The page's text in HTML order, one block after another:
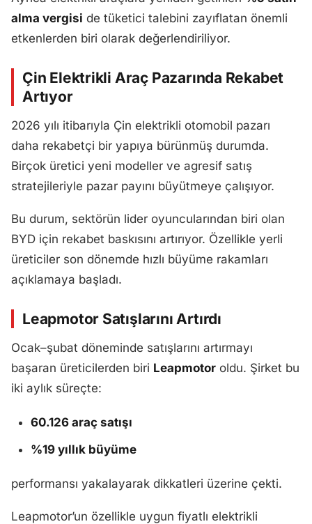
alma vergisi de tüketici talebini zayıflatan önemli
etkenlerden biri olarak değerlendiriliyor.
Çin Elektrikli Araç Pazarında Rekabet
Artıyor
2026 yılı itibarıyla Çin elektrikli otomobil pazarı
daha rekabetçi bir yapıya bürünmüş durumda.
Birçok üretici yeni modeller ve agresif satış
stratejileriyle pazar payını büyütmeye çalışıyor.
Bu durum, sektörün lider oyuncularından biri olan
BYD için rekabet baskısını artırıyor. Özellikle yerli
üreticiler son dönemde hızlı büyüme rakamları
açıklamaya başladı.
Leapmotor Satışlarını Artırdı
Ocak–şubat döneminde satışlarını artırmayı
başaran üreticilerden biri Leapmotor oldu. Şirket bu
iki aylık süreçte:
60.126 araç satışı
%19 yıllık büyüme
performansı yakalayarak dikkatleri üzerine çekti.
Leapmotor’un özellikle uygun fiyatlı elektrikli